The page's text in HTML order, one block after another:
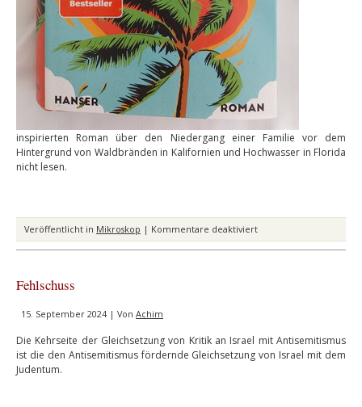
inspirierten Roman über den Niedergang einer Familie vor dem
Hintergrund von Waldbränden in Kalifornien und Hochwasser in Florida
nicht lesen.
Veröffentlicht in Mikroskop | Kommentare deaktiviertfür
Na
Fehlschuss
15. September 2024 | Von Achim
Die Kehrseite der Gleichsetzung von Kritik an Israel mit Antisemitismus
ist die den Antisemitismus fördernde Gleichsetzung von Israel mit dem
Judentum.